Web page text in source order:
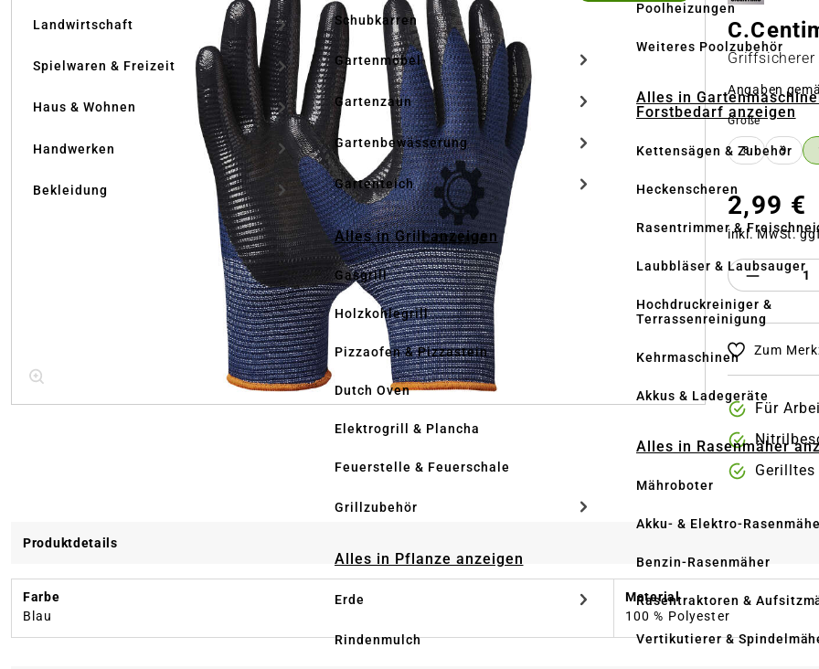
Landwirtschaft
Spielwaren & Freizeit
Haus & Wohnen
Handwerken
Bekleidung
Schubkarren
Gartenmöbel
Gartenzaun
Gartenbewässerung
Gartenteich
Alles in Grill anzeigen
Gasgrill
Holzkohlegrill
Pizzaofen & Pizzastein
Dutch Oven
Elektrogrill & Plancha
Feuerstelle & Feuerschale
Grillzubehör
Alles in Pflanze anzeigen
Erde
Rindenmulch
Poolheizungen
Weiteres Poolzubehör
Alles in
Forstbedarf anzeigen
Kettensägen & Zubehör
Heckenscheren
Rasentrimmer &
Laubbläser & Laubsauger
Hochdruckreiniger &
Terrassenreinigung
Kehrmaschinen
Akkus & Ladegeräte
Alles in Rasenmäher
Mähroboter
Akku- & Elektro-
Benzin-Rasenmäher
Rasentraktoren &
Vertikutierer &
Angaben
Größeauswählen
8 9
2,99 €
inkl. MwSt.
Produkt
Zum
Für
Produktdetails
Farbe
Blau
Material
100 % Polyester